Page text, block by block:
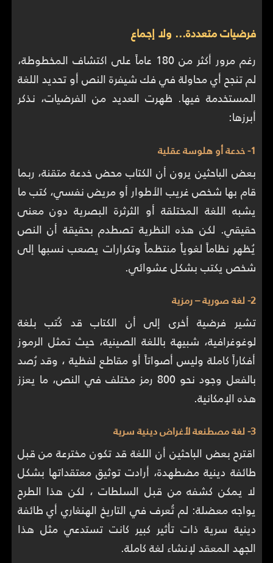
فرضيات متعددة... ولا إجماع
رغم مرور أكثر من 180 عاماً على اكتشاف المخطوطة،
لم تنجح أي محاولة في فك شيفرة النص أو تحديد اللغة
المستخدمة فيها. ظهرت العديد من الفرضيات، نذكر
أبرزها:
1- خدعة أو هلوسة عقلية
بعض الباحثين يرون أن الكتاب محض خدعة متقنة، ربما
قام بها شخص غريب الأطوار أو مريض نفسي، كتب ما
يشبه اللغة المختلقة أو الثرثرة البصرية دون معنى
حقيقي. لكن هذه النظرية تصطدم بحقيقة أن النص
يُظهر نظاماً لغوياً منتظماً وتكرارات يصعب نسبها إلى
شخص يكتب بشكل عشوائي.
2- لغة صورية – رمزية
تشير فرضية أخرى إلى أن الكتاب قد كُتب بلغة
لوغوغرافية، شبيهة باللغة الصينية، حيث تمثل الرموز
أفكاراً كاملة وليس أصواتاً أو مقاطع لفظية ، وقد رُصد
بالفعل وجود نحو 800 رمز مختلف في النص، ما يعزز
هذه الإمكانية.
3- لغة مصطنعة لأغراض دينية سرية
اقترح بعض الباحثين أن اللغة قد تكون مخترعة من قبل
طائفة دينية مضطهدة، أرادت توثيق معتقداتها بشكل
لا يمكن كشفه من قبل السلطات ، لكن هذا الطرح
يواجه معضلة: لم تُعرف في التاريخ الهنغاري أي طائفة
دينية سرية ذات تأثير كبير كانت تستدعي مثل هذا
الجهد المعقد لإنشاء لغة كاملة.